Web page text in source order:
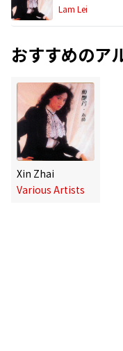
Lam Lei
おすすめのア
Xin Zhai
Various Artists